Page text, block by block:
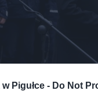
Pigułce - Do Not